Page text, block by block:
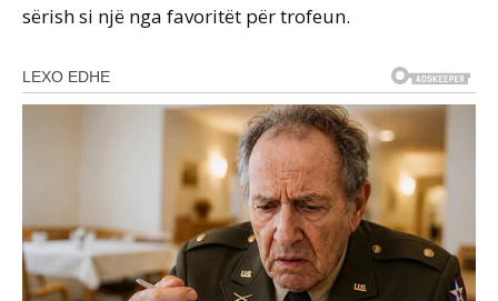
sërish si një nga favoritët për trofeun.